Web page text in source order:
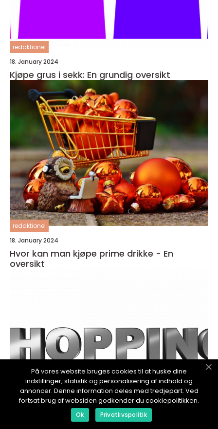
redaktionel
18. January 2024
Kjøpe grus i sekk: En grundig oversikt
redaktionel
18. January 2024
Hvor kan man kjøpe prime drikke - En
oversikt
På vores website bruges cookies til at huske dine
indstillinger, statistik og personalisering af indhold og
annoncer. Denne information deles med tredjepart. Ved
fortsat brug af websiden godkender du cookiepolitikken.
Ok Privatlivspolitik